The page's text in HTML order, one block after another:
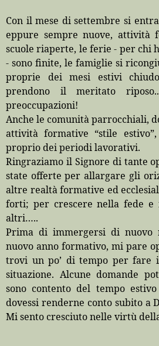
Con il mese di settembre si
eppure sempre nuove, attività
scuole riaperte, le ferie - per chi
- sono finite, le famiglie si
proprie dei mesi estivi
prendono il meritato
preoccupazioni!
Anche le comunità parrocchiali,
attività formative “stile
proprio dei periodi lavorativi.
Ringraziamo il Signore di tante
state offerte per allargare gli
altre realtà formative ed
forti; per crescere nella fede e
altri…..
Prima di immergersi di nuovo
nuovo anno formativo, mi pare
trovi un po’ di tempo per fare
situazione. Alcune domande
sono contento del tempo
dovessi renderne conto subito a
Mi sento cresciuto nelle virtù